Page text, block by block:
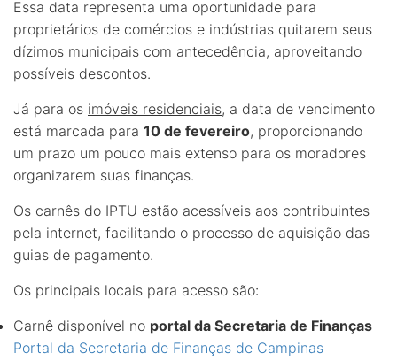
Essa data representa uma oportunidade para
proprietários de comércios e indústrias quitarem seus
dízimos municipais com antecedência, aproveitando
possíveis descontos.
Já para os imóveis residenciais, a data de vencimento
está marcada para 10 de fevereiro, proporcionando
um prazo um pouco mais extenso para os moradores
organizarem suas finanças.
Os carnês do IPTU estão acessíveis aos contribuintes
pela internet, facilitando o processo de aquisição das
guias de pagamento.
Os principais locais para acesso são:
Carnê disponível no portal da Secretaria de Finanças
Portal da Secretaria de Finanças de Campinas